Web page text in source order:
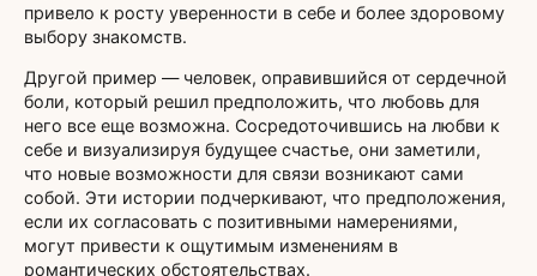
привело к росту уверенности в себе и более здоровому
выбору знакомств.
Другой пример — человек, оправившийся от сердечной
боли, который решил предположить, что любовь для
него все еще возможна. Сосредоточившись на любви к
себе и визуализируя будущее счастье, они заметили,
что новые возможности для связи возникают сами
собой. Эти истории подчеркивают, что предположения,
если их согласовать с позитивными намерениями,
могут привести к ощутимым изменениям в
романтических обстоятельствах.